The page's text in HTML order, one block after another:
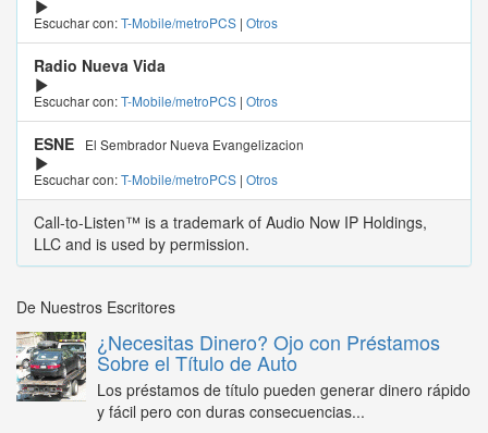
Escuchar con:T-Mobile/metroPCS | Otros
Radio Nueva Vida
Escuchar con:T-Mobile/metroPCS | Otros
ESNE
El Sembrador Nueva Evangelizacion
Escuchar con:T-Mobile/metroPCS | Otros
Call-to-Listen™ is a trademark of Audio Now IP Holdings,
LLC and is used by permission.
De Nuestros Escritores
¿Necesitas Dinero? Ojo con Préstamos
Sobre el Título de Auto
Los préstamos de título pueden generar dinero rápido
y fácil pero con duras consecuencias...